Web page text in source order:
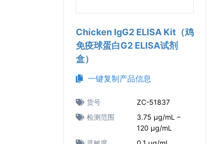
Chicken IgG2 ELISA Kit（鸡
免疫球蛋白G2 ELISA试剂
盒）
一键复制产品信息
货号
ZC-51837
检测范围
3.75 μg/mL –
120 μg/mL